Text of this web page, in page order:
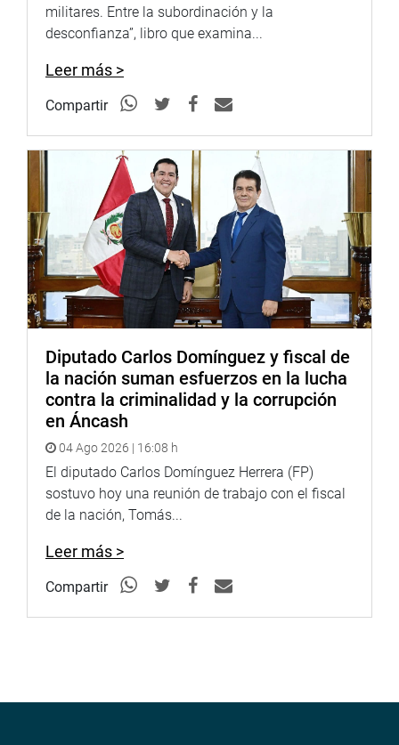
militares. Entre la subordinación y la
desconfianza”, libro que examina...
Leer más >
Compartir
Diputado Carlos Domínguez y fiscal de
la nación suman esfuerzos en la lucha
contra la criminalidad y la corrupción
en Áncash
04 Ago 2026 | 16:08 h
El diputado Carlos Domínguez Herrera (FP)
sostuvo hoy una reunión de trabajo con el fiscal
de la nación, Tomás...
Leer más >
Compartir